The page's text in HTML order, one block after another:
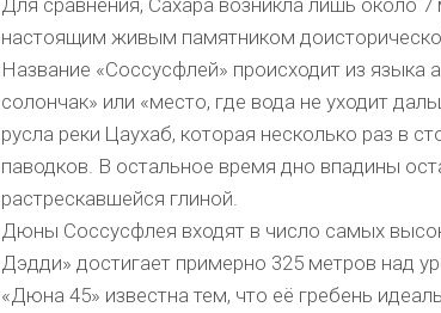
Для сравнения, Сахара возникла лишь около
настоящим живым памятником
Название «Соссусфлей» происходит из языка
солончак» или «место, где вода не уходит
русла реки Цаухаб, которая несколько раз в
паводков. В остальное время дно впадины
растрескавшейся глиной.
Дюны Соссусфлея входят в число самых
Дэдди» достигает примерно 325 метров над
«Дюна 45» известна тем, что её гребень